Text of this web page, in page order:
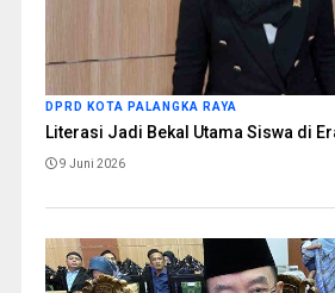
DPRD KOTA PALANGKA RAYA
Literasi Jadi Bekal Utama Siswa di
9 Juni 2026